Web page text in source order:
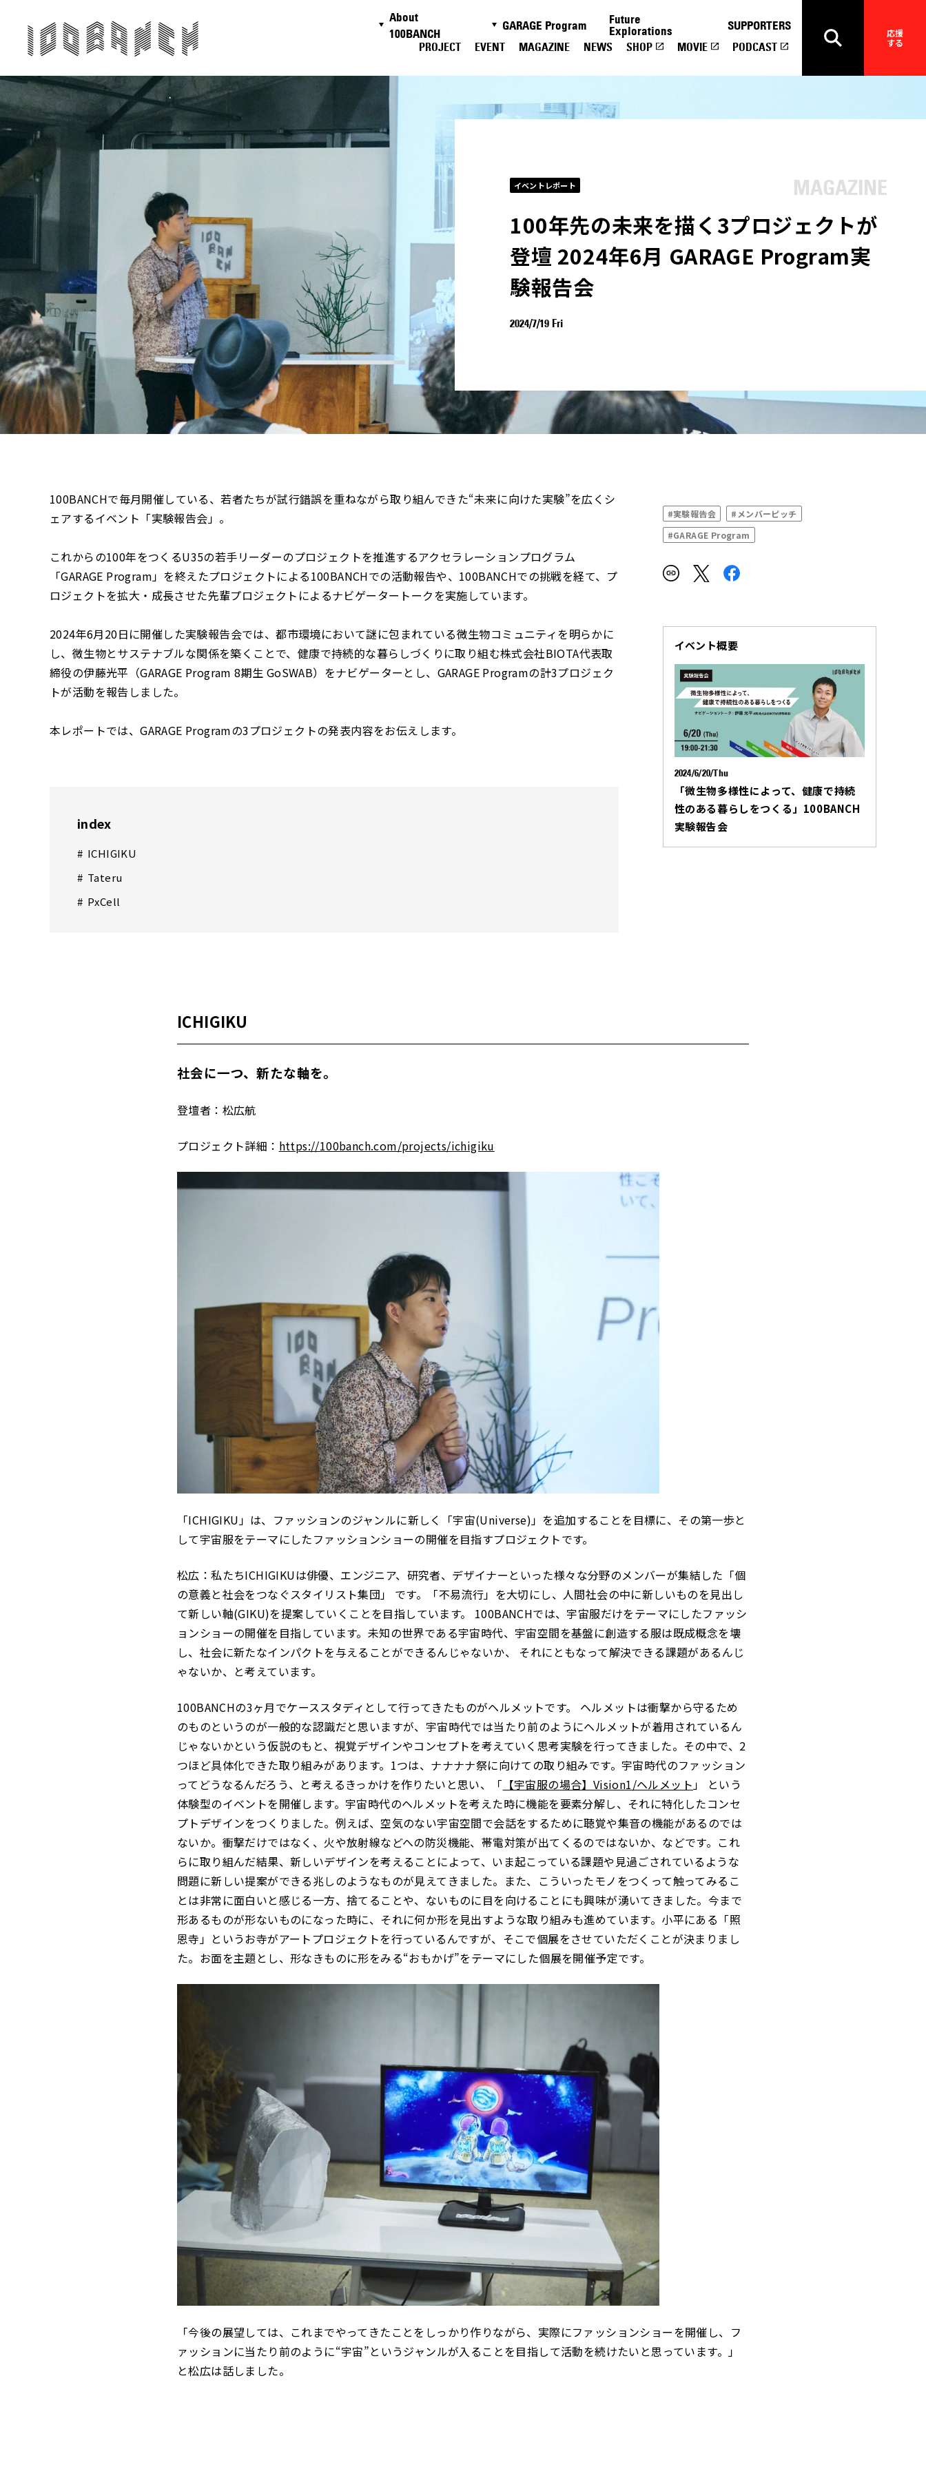
応援
する
About
100BANCH
GARAGE Program
Future
Explorations
SUPPORTERS
PROJECT
EVENT MAGAZINE NEWS SHOP MOVIE PODCAST
イベントレポート
100年先の未来を描く3プロジェクトが
登壇 2024年6月 GARAGE Program実
験報告会
2024/7/19 Fri
100BANCHで毎月開催している、若者たちが試行錯誤を重ねながら取り組んできた“未来に向けた実験”を広くシ
ェアするイベント「実験報告会」。
これからの100年をつくるU35の若手リーダーのプロジェクトを推進するアクセラレーションプログラム
「GARAGE Program」を終えたプロジェクトによる100BANCHでの活動報告や、100BANCHでの挑戦を経て、プ
ロジェクトを拡大・成長させた先輩プロジェクトによるナビゲータートークを実施しています。
2024年6月20日に開催した実験報告会では、都市環境において謎に包まれている微生物コミュニティを明らかに
し、微生物とサステナブルな関係を築くことで、健康で持続的な暮らしづくりに取り組む株式会社BIOTA代表取
締役の伊藤光平（GARAGE Program 8期生 GoSWAB）をナビゲーターとし、GARAGE Programの計3プロジェク
トが活動を報告しました。
本レポートでは、GARAGE Programの3プロジェクトの発表内容をお伝えします。
index
ICHIGIKU
Tateru
PxCell
#実験報告会
#メンバーピッチ
#GARAGE Program
イベント概要
2024/6/20/Thu
「微生物多様性によって、健康で持続
性のある暮らしをつくる」100BANCH
実験報告会
ICHIGIKU
社会に一つ、新たな軸を。
登壇者：松広航
プロジェクト詳細： https://100banch.com/projects/ichigiku
「ICHIGIKU」は、ファッションのジャンルに新しく「宇宙(Universe)」を追加することを目標に、その第一歩と
して宇宙服をテーマにしたファッションショーの開催を目指すプロジェクトです。
松広：私たちICHIGIKUは俳優、エンジニア、研究者、デザイナーといった様々な分野のメンバーが集結した「個
の意義と社会をつなぐスタイリスト集団」 です。「不易流行」を大切にし、人間社会の中に新しいものを見出し
て新しい軸(GIKU)を提案していくことを目指しています。 100BANCHでは、宇宙服だけをテーマにしたファッシ
ョンショーの開催を目指しています。未知の世界である宇宙時代、宇宙空間を基盤に創造する服は既成概念を壊
し、社会に新たなインパクトを与えることができるんじゃないか、 それにともなって解決できる課題があるんじ
ゃないか、と考えています。
100BANCHの3ヶ月でケーススタディとして行ってきたものがヘルメットです。 ヘルメットは衝撃から守るため
のものというのが一般的な認識だと思いますが、宇宙時代では当たり前のようにヘルメットが着用されているん
じゃないかという仮説のもと、視覚デザインやコンセプトを考えていく思考実験を行ってきました。その中で、2
つほど具体化できた取り組みがあります。1つは、ナナナナ祭に向けての取り組みです。宇宙時代のファッション
ってどうなるんだろう、と考えるきっかけを作りたいと思い、「 【宇宙服の場合】Vision1/ヘルメット 」 という
体験型のイベントを開催します。宇宙時代のヘルメットを考えた時に機能を要素分解し、それに特化したコンセ
プトデザインをつくりました。例えば、空気のない宇宙空間で会話をするために聴覚や集音の機能があるのでは
ないか。衝撃だけではなく、火や放射線などへの防災機能、帯電対策が出てくるのではないか、などです。これ
らに取り組んだ結果、新しいデザインを考えることによって、いま起こっている課題や見過ごされているような
問題に新しい提案ができる兆しのようなものが見えてきました。 また、こういったモノをつくって触ってみるこ
とは非常に面白いと感じる一方、捨てることや、ないものに目を向けることにも興味が湧いてきました。今まで
形あるものが形ないものになった時に、それに何か形を見出すような取り組みも進めています。小平にある「照
恩寺」というお寺がアートプロジェクトを行っているんですが、そこで個展をさせていただくことが決まりまし
た。お面を主題とし、形なきものに形をみる“おもかげ”をテーマにした個展を開催予定です。
「今後の展望しては、これまでやってきたことをしっかり作りながら、実際にファッションショーを開催し、フ
ァッションに当たり前のように“宇宙”というジャンルが入ることを目指して活動を続けたいと思っています。」
と松広は話しました。